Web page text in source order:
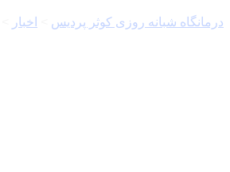
درمانگاه شبانه روزی کوثر پردیس اخبار